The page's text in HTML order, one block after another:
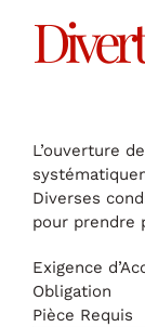
L’ouverture
Diverses
pour prendre
Exigence
Obligation
Pièce Requis